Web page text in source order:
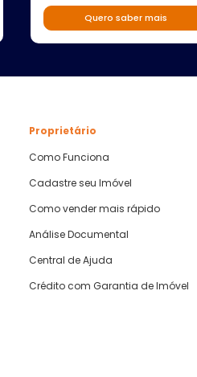
Quero saber mais
Proprietário
Como Funciona
Cadastre seu Imóvel
Como vender mais rápido
Análise Documental
Central de Ajuda
Crédito com Garantia de Imóvel